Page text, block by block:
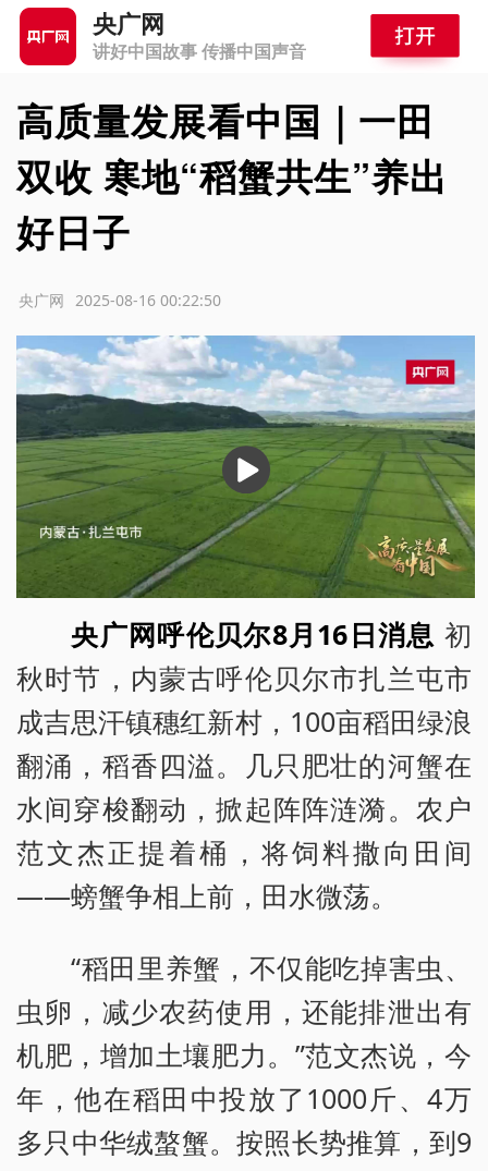
央广网
讲好中国故事 传播中国声音
高质量发展看中国｜一田
双收 寒地“稻蟹共生”养出
好日子
2025-08-16 00:22:50
央广网
播
放
央广网呼伦贝尔8月16日消息 初
秋时节，内蒙古呼伦贝尔市扎兰屯市
成吉思汗镇穗红新村，100亩稻田绿浪
翻涌，稻香四溢。几只肥壮的河蟹在
水间穿梭翻动，掀起阵阵涟漪。农户
范文杰正提着桶，将饲料撒向田间
——螃蟹争相上前，田水微荡。
“稻田里养蟹，不仅能吃掉害虫、
虫卵，减少农药使用，还能排泄出有
机肥，增加土壤肥力。”范文杰说，今
年，他在稻田中投放了1000斤、4万
多只中华绒螯蟹。按照长势推算，到9